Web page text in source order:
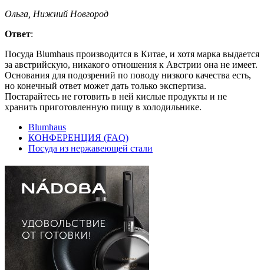
Ольга, Нижний Новгород
Ответ:
Посуда Blumhaus производится в Китае, и хотя марка выдается
за австрийскую, никакого отношения к Австрии она не имеет.
Основания для подозрений по поводу низкого качества есть,
но конечный ответ может дать только экспертиза.
Постарайтесь не готовить в ней кислые продукты и не
хранить приготовленную пищу в холодильнике.
Blumhaus
КОНФЕРЕНЦИЯ (FAQ)
Посуда из нержавеющей стали